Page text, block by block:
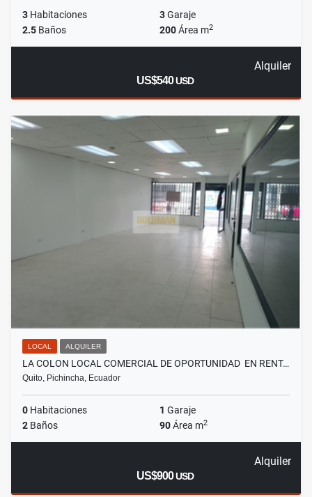
3 Habitaciones 3Garaje
2.5 Baños 200Área m2
Alquiler
US$540USD
LOCAL ALQUILER
LA COLON LOCAL COMERCIAL DE OPORTUNIDAD EN RENT…
Quito, Pichincha, Ecuador
0 Habitaciones 1 Garaje
2 Baños 90Área m2
Alquiler
US$900USD